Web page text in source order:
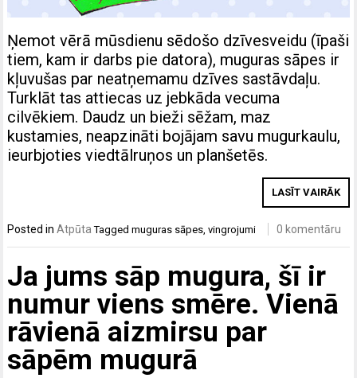
Ņemot vērā mūsdienu sēdošo dzīvesveidu (īpaši
tiem, kam ir darbs pie datora), muguras sāpes ir
kļuvušas par neatņemamu dzīves sastāvdaļu.
Turklāt tas attiecas uz jebkāda vecuma
cilvēkiem. Daudz un bieži sēžam, maz
kustamies, neapzināti bojājam savu mugurkaulu,
ieurbjoties viedtālruņos un planšetēs.
LASĪT VAIRĀK
Posted inAtpūta Taggedmuguras sāpes ,vingrojumi 0 komentāru
Ja jums sāp mugura, šī ir
numur viens smēre. Vienā
rāvienā aizmirsu par
sāpēm mugurā